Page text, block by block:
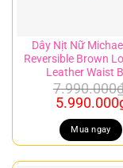
Dây Nịt Nữ
Reversible Brown
Leather Waist
7.990.000
Giá
gốc
là:
5.990.000
Mua ngay